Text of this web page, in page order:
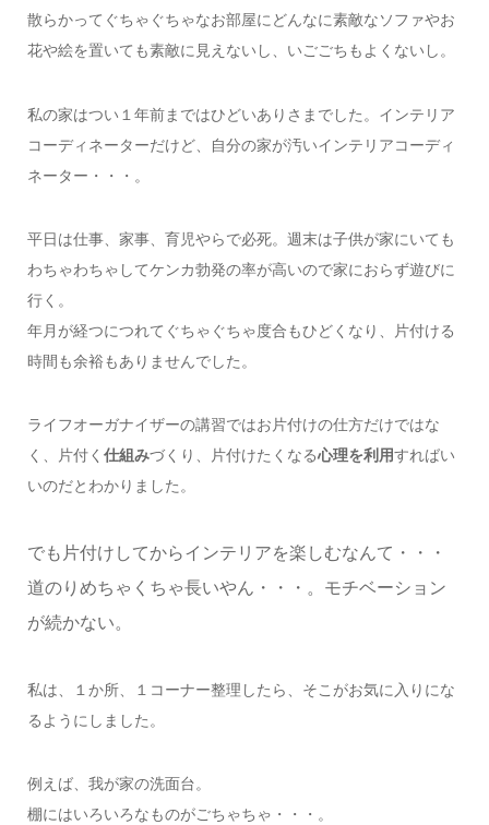
散らかってぐちゃぐちゃなお部屋にどんなに素敵なソファやお
花や絵を置いても素敵に見えないし、いごごちもよくないし。
私の家はつい１年前まではひどいありさまでした。インテリア
コーディネーターだけど、自分の家が汚いインテリアコーディ
ネーター・・・。
平日は仕事、家事、育児やらで必死。週末は子供が家にいても
わちゃわちゃしてケンカ勃発の率が高いので家におらず遊びに
行く。
年月が経つにつれてぐちゃぐちゃ度合もひどくなり、片付ける
時間も余裕もありませんでした。
ライフオーガナイザーの講習ではお片付けの仕方だけではな
く、片付く 仕組みづくり、片付けたくなる心理を利用すればい
いのだとわかりました。
でも片付けしてからインテリアを楽しむなんて・・・
道のりめちゃくちゃ長いやん・・・。モチベーション
が続かない。
私は、１か所、１コーナー整理したら、そこがお気に入りにな
るようにしました。
例えば、我が家の洗面台。
棚にはいろいろなものがごちゃちゃ・・・。